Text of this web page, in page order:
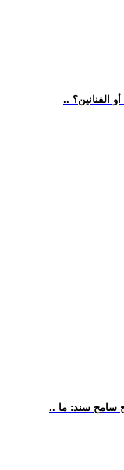
الفنانين؟
سامح سند: ما